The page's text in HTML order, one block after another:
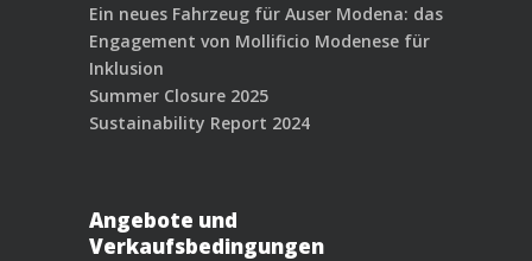
Ein neues Fahrzeug für Auser Modena: das
Engagement von Mollificio Modenese für
Inklusion
Summer Closure 2025
Sustainability Report 2024
Angebote und
Verkaufsbedingungen